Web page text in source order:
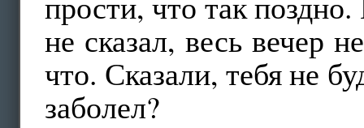
не сказал, весь вечер
что. Сказали, тебя не
заболел?